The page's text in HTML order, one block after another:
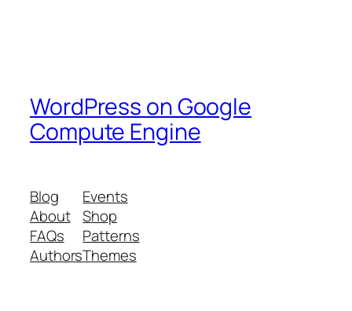
WordPress on Google
Compute Engine
Blog
About
FAQs
Authors
Events
Shop
Patterns
Themes